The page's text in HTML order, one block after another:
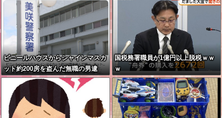
ビニールハウスからシャインマスカ
ット約200房を盗んだ無職の男逮
捕 岡山
国税務署職員が1億円以上脱税ｗｗ
ｗ